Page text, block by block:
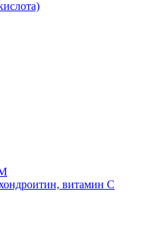
витамин С